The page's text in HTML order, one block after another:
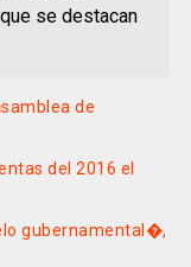
se destacan
de
del 2016 el
gubernamental�,